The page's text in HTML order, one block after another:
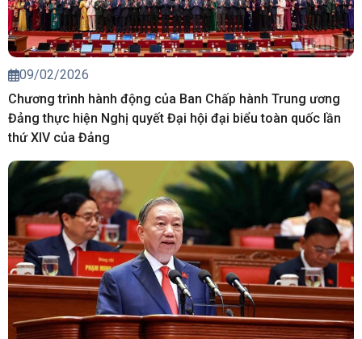
09/02/2026
Chương trình hành động của Ban Chấp hành Trung ương
Đảng thực hiện Nghị quyết Đại hội đại biểu toàn quốc lần
thứ XIV của Đảng